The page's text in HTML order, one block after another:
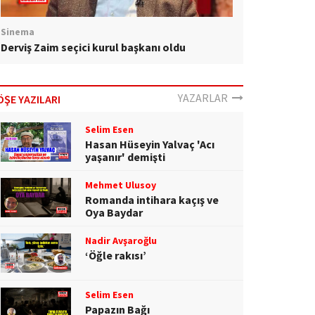
Sinema
Derviş Zaim seçici kurul başkanı oldu
YAZILARI YAZARLAR
Selim Esen
Hasan Hüseyin Yalvaç 'Acı
yaşanır' demişti
Mehmet Ulusoy
Romanda intihara kaçış ve
Oya Baydar
Nadir Avşaroğlu
‘Öğle rakısı’
Selim Esen
Papazın Bağı